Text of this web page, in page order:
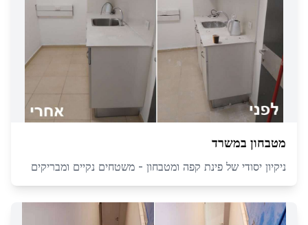
מטבחון במשרד
ניקיון יסודי של פינת קפה ומטבחון - משטחים נקיים ומבריקים